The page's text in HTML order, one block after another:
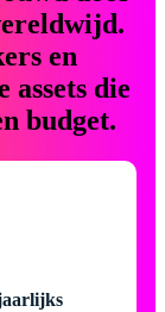
en
die
budget.